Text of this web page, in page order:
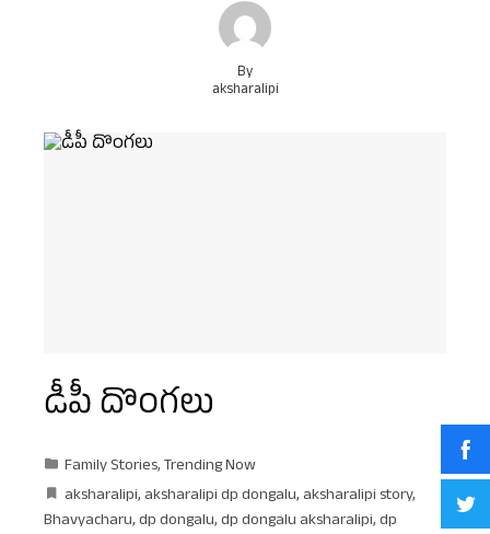
By
aksharalipi
డీపీ దొంగలు
Family Stories,Trending Now
aksharalipi, aksharalipi dp dongalu, aksharalipi story,
Bhavyacharu,dp dongalu,dp dongalu aksharalipi,dp